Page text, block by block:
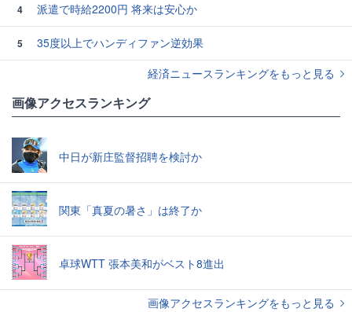
4 派遣で時給2200円 将来は安心か
5
35度以上でハンディファン逆効果
経済ニュースランキングをもっと見る
画像アクセスランキング
中日が新庄監督招聘を検討か
関東「真夏の暑さ」は終了か
卓球WTT 張本美和がベスト8進出
画像アクセスランキングをもっと見る